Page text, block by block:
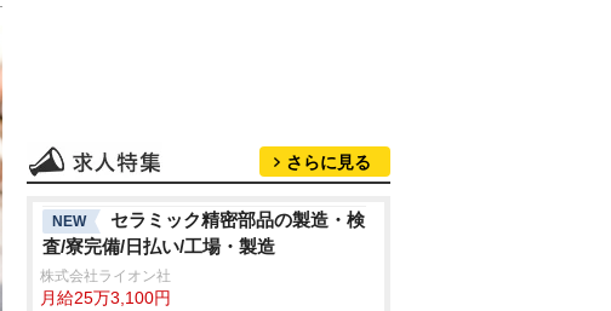
さらに見る
NEW
セラミック精密部品の製造・検
査/寮完備/日払い/工場・製造
株式会社ライオン社
月給25万3,100円